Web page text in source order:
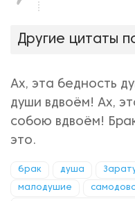
нравится!
Другие цитаты
Ах, эта бедность
души вдвоём! Ах,
собою вдвоём!
это.
брак душа
малодушие